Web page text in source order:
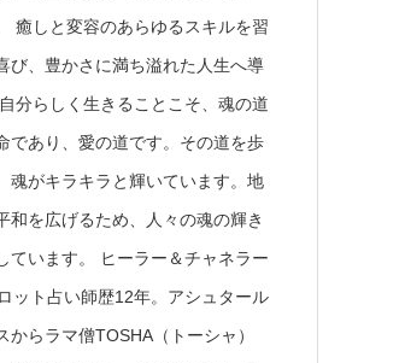
癒しと変容のあらゆるスキルを習
び、豊かさに満ち溢れた人生へ導
分らしく生きることこそ、魂の道
であり、愛の道です。その道を歩
魂がキラキラと輝いています。地
和を広げるため、人々の魂の輝き
ています。 ヒーラー＆チャネラー
ット占い師歴12年。アシュタール
からラマ僧TOSHA（トーシャ）